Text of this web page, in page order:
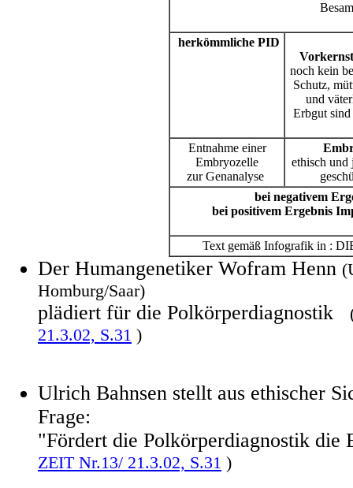
herkömmliche PID
noch kein
Schutz,
und
Erbgut sind
Entnahme einer
Embryozelle
zur Genanalyse
ethisch und
bei negativem
bei positivem Ergebnis
Text gemäß Infografik in :
Der Humangenetiker Wofram Henn
Homburg/Saar)
plädiert für die Polkörperdiagnostik
21.3.02, S.31 )
Ulrich Bahnsen stellt aus ethischer
Frage:
"Fördert die Polkörperdiagnostik
ZEIT Nr.13/ 21.3.02, S.31 )